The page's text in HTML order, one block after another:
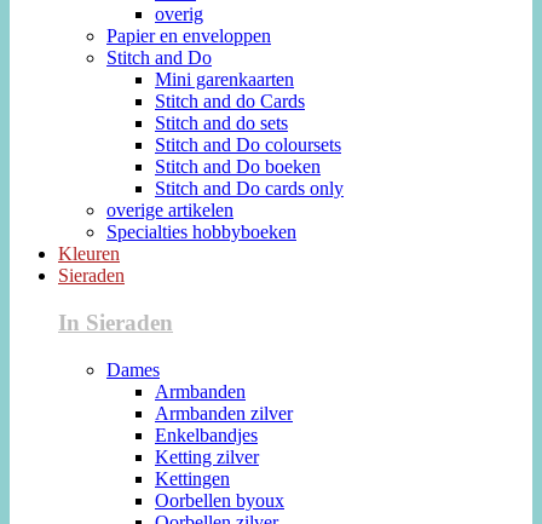
overig
Papier en enveloppen
Stitch and Do
Mini garenkaarten
Stitch and do Cards
Stitch and do sets
Stitch and Do coloursets
Stitch and Do boeken
Stitch and Do cards only
overige artikelen
Specialties hobbyboeken
Kleuren
Sieraden
In Sieraden
Dames
Armbanden
Armbanden zilver
Enkelbandjes
Ketting zilver
Kettingen
Oorbellen byoux